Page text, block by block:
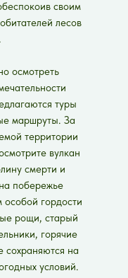
своим
лесов
осмотреть
туры
маршруты. За
территории
вулкан
смерти и
побережье
гордости
рощи, старый
горячие
сохраняются на
условий.